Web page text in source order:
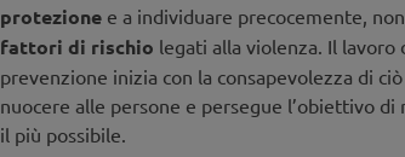
protezione e a individuare precocemente,
fattori di rischio legati alla violenza. Il lavoro
prevenzione inizia con la consapevolezza di
nuocere alle persone e persegue l’obiettivo di
il più possibile.